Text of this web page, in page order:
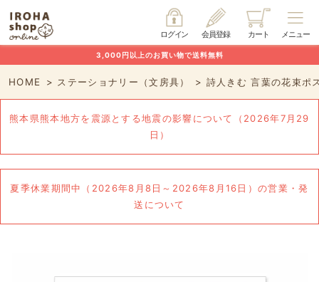
メニュー
カート
会員登録
ログイン
3,000円以上のお買い物で送料無料
HOME ステーショナリー（文房具） 詩人きむ 言葉の花束ポ
熊本県熊本地方を震源とする地震の影響について（2026年7月29
日）
夏季休業期間中（2026年8月8日～2026年8月16日）の営業・発
送について